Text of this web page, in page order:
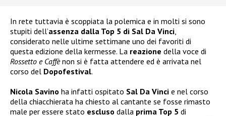
In rete tuttavia è scoppiata la polemica e in molti si sono
stupiti dell’assenza dalla Top 5 di Sal Da Vinci
considerato nelle ultime settimane uno dei favoriti di
questa edizione della kermesse. La reazione della voce di
Rossetto e Caffènon si è fatta attendere ed è arrivata nel
corso del Dopofestival.
Nicola Savino ha infatti ospitato Sal Da Vinci e nel corso
della chiacchierata ha chiesto al cantante se fosse rimasto
male per essere stato escluso dalla prima Top 5 di